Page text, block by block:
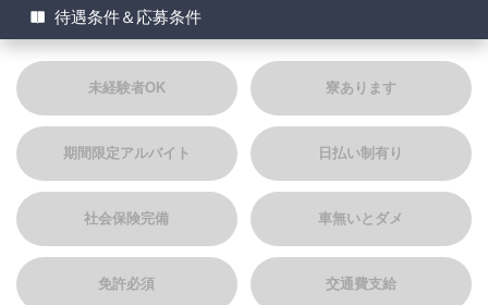
待遇条件＆応募条件
未経験者OK 寮あります
期間限定アルバイト 日払い制有り
社会保険完備 車無いとダメ
免許必須 交通費支給